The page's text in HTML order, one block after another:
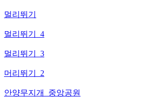
멀리뛰기
멀리뛰기_4
멀리뛰기_3
머리뛰기_2
안양무지개_중앙공원